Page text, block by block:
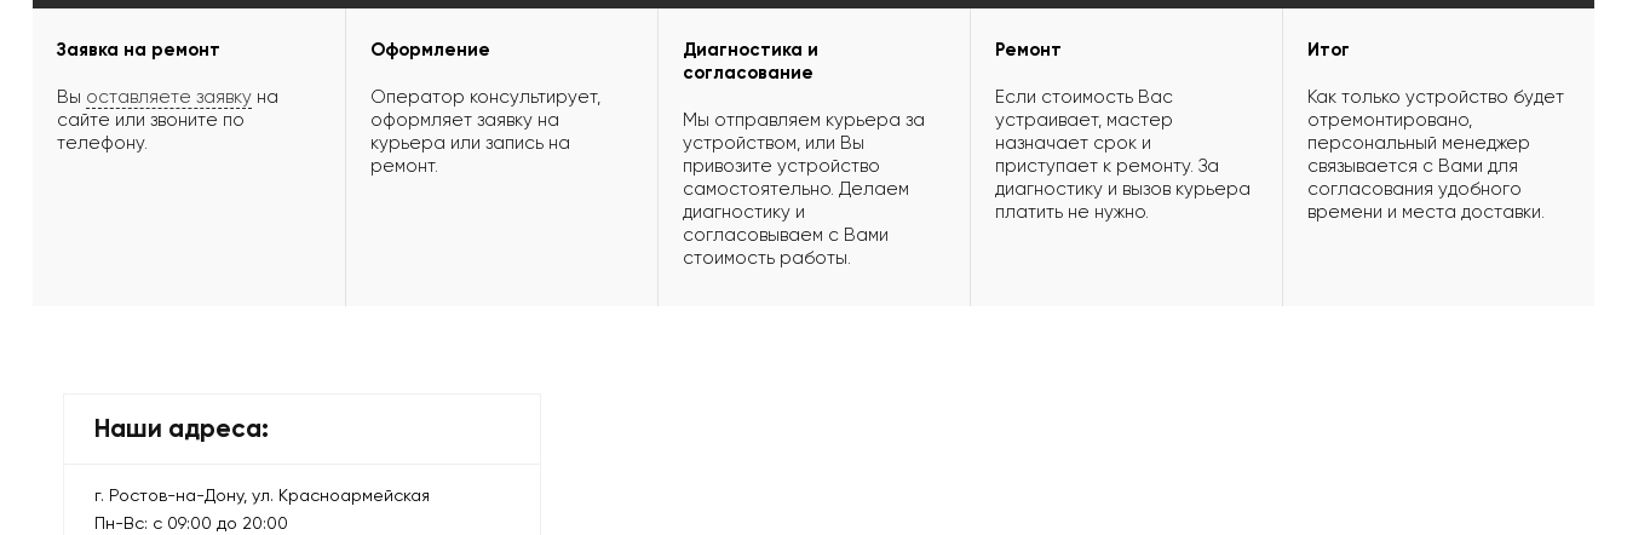
Заявка на ремонт
Вы оставляете заявку на
сайте или звоните по
телефону.
Оформление
Оператор консультирует,
оформляет заявку на
курьера или запись на
ремонт.
Диагностика и
согласование
Мы отправляем курьера за
устройством, или Вы
привозите устройство
самостоятельно. Делаем
диагностику и
согласовываем с Вами
стоимость работы.
Ремонт
Если стоимость Вас
устраивает, мастер
назначает срок и
приступает к ремонту. За
диагностику и вызов курьера
платить не нужно.
Итог
Как только устройство будет
отремонтировано,
персональный менеджер
связывается с Вами для
согласования удобного
времени и места доставки.
Наши адреса:
г. Ростов-на-Дону, ул. Красноармейская
Пн-Вс: с 09:00 до 20:00